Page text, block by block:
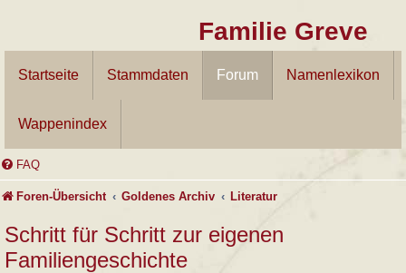
Familie Greve
Startseite Stammdaten Forum Namenlexikon
Wappenindex
FAQ
Foren-Übersicht Goldenes Archiv Literatur
Schritt für Schritt zur eigenen
Familiengeschichte